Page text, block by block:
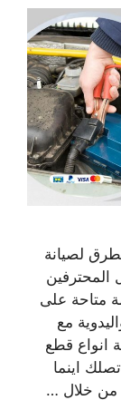
لصيانة
المحترفين
متاحة على
مع
انواع قطع
اينما
من خلال …